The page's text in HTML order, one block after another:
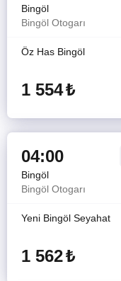
Bingöl
Bingöl Otogarı
Öz Has Bingöl
1 554₺
04:00
Bingöl
Bingöl Otogarı
Yeni Bingöl Seyahat
1 562₺